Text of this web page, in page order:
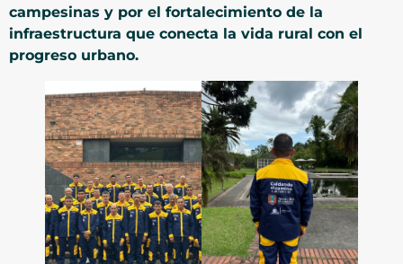
campesinas y por el fortalecimiento de la
infraestructura que conecta la vida rural con el
progreso urbano.